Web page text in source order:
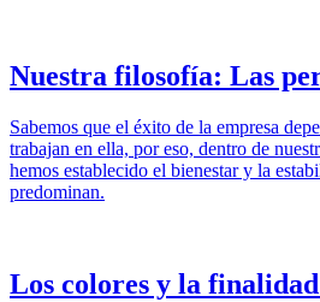
Nuestra filosofía: Las
Sabemos que el éxito de la empresa
trabajan en ella, por eso, dentro de
hemos establecido el bienestar y la
predominan.
Los colores y la finalidad